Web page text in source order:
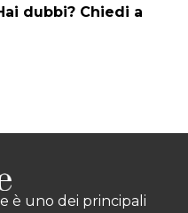
dubbi? Chiedi a
è uno dei principali